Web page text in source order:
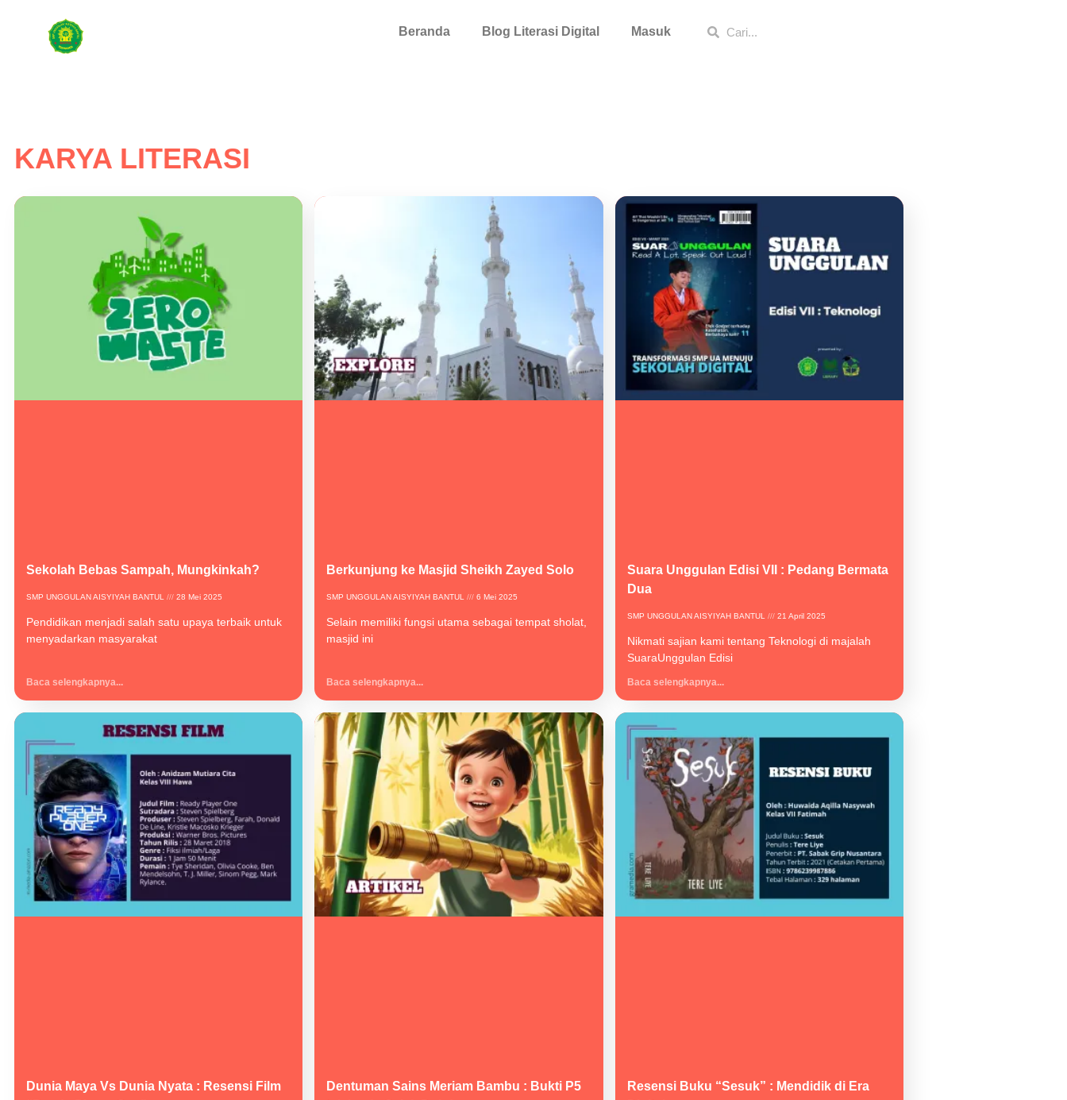
Beranda Blog Literasi Digital Masuk
KARYA LITERASI
Sekolah Bebas Sampah, Mungkinkah?
SMP UNGGULAN AISYIYAH BANTUL 28 Mei 2025
Pendidikan menjadi salah satu upaya terbaik untuk
menyadarkan masyarakat
Baca selengkapnya...
Berkunjung ke Masjid Sheikh Zayed Solo
SMP UNGGULAN AISYIYAH BANTUL 6 Mei 2025
Selain memiliki fungsi utama sebagai tempat sholat,
masjid ini
Baca selengkapnya...
Suara Unggulan Edisi VII : Pedang Bermata
Dua
SMP UNGGULAN AISYIYAH BANTUL 21 April 2025
Nikmati sajian kami tentang Teknologi di majalah
SuaraUnggulan Edisi
Baca selengkapnya...
Dunia Maya Vs Dunia Nyata : Resensi Film
Dentuman Sains Meriam Bambu : Bukti P5
Resensi Buku “Sesuk” : Mendidik di Era